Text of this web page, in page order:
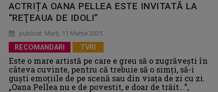
ACTRIȚA OANA PELLEA ESTE INVITATĂ LA
“REŢEAUA DE IDOLI”
publicat: Marţi, 11 Martie 2025
RECOMANDARI TVRI
Este o mare artistă pe care e greu să o zugrăvești în
câteva cuvinte, pentru că trebuie să o simți, să-i
guști emoțiile de pe scenă sau din viața de zi cu zi.
„Oana Pellea nu e de povestit, e doar de trăit...”,